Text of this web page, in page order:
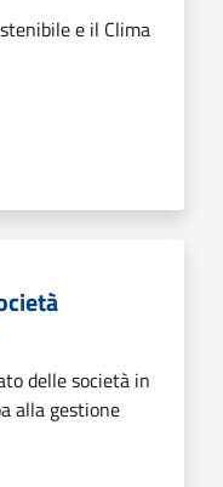
e il Clima
delle società in
alla gestione